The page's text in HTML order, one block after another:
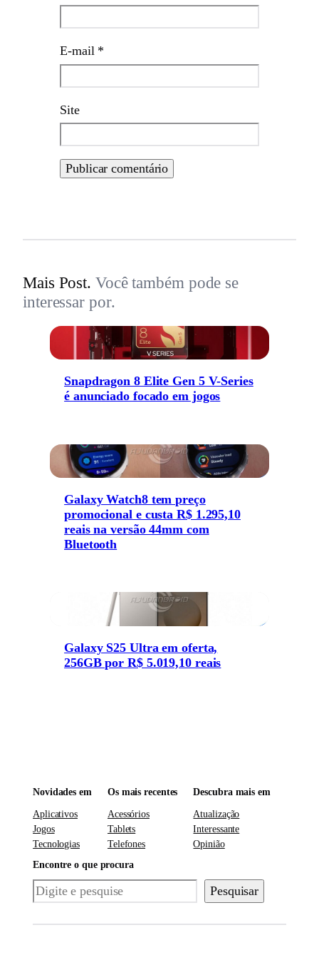
E-mail *
Site
Mais Post. Você também pode se
interessar por.
Snapdragon 8 Elite Gen 5 V-Series
é anunciado focado em jogos
Galaxy Watch8 tem preço
promocional e custa R$ 1.295,10
reais na versão 44mm com
Bluetooth
Galaxy S25 Ultra em oferta,
256GB por R$ 5.019,10 reais
Novidades em
Aplicativos
Jogos
Tecnologias
Os mais recentes
Acessórios
Tablets
Telefones
Descubra mais em
Atualização
Interessante
Opinião
Encontre o que procura
Pesquisar Pesquisar